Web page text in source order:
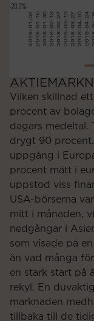
Vilken skillnad
procent av
dagars medeltal.
drygt 90
uppgång i
procent mätt i
uppstod viss
USA-börserna
mitt i månaden,
nedgångar i
som visade på
än vad många
en stark start på
rekyl. En
marknaden
tillbaka till de